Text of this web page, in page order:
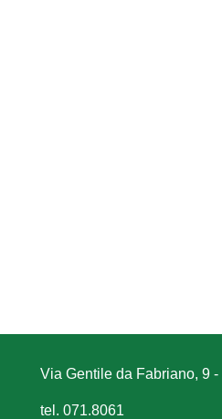
Via Gentile da Fabriano, 9
tel. 071.8061